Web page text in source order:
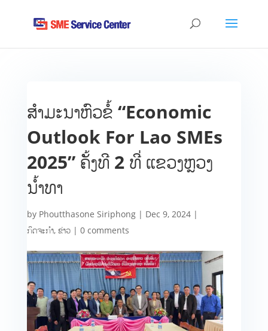
ສຳມະນາຫົວຂໍ້ “Economic
Outlook For Lao SMEs
2025” ຄັ້ງທີ 2 ທີ່ ແຂວງຫຼວງ
ນ້ຳທາ
by Phoutthasone Siriphong| Dec 9, 2024|
ກິດຈະກຳ, ຂ່າວ| 0 comments